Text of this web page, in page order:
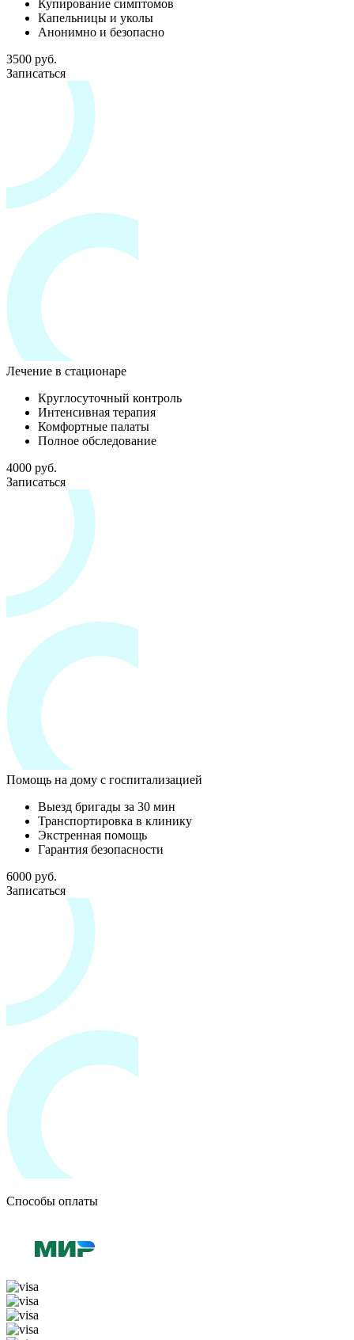
Купирование симптомов
Капельницы и уколы
Анонимно и безопасно
3500 руб.
Записаться
Лечение в стационаре
Круглосуточный контроль
Интенсивная терапия
Комфортные палаты
Полное обследование
4000 руб.
Записаться
Помощь на дому с госпитализацией
Выезд бригады за 30 мин
Транспортировка в клинику
Экстренная помощь
Гарантия безопасности
6000 руб.
Записаться
Способы оплаты